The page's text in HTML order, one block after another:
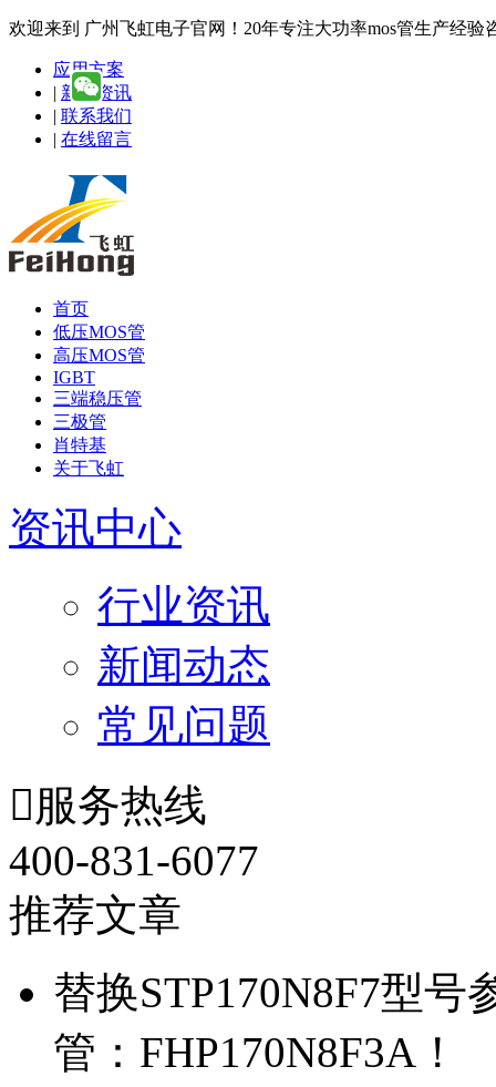
欢迎来到 广州飞虹电子官网！20年专注大功率mos管生产经验
应用方案
| 新闻资讯
| 联系我们
| 在线留言
首页
低压MOS管
高压MOS管
IGBT
三端稳压管
三极管
肖特基
关于飞虹
资讯中心
行业资讯
新闻动态
常见问题
服务热线
400-831-6077
推荐文章
替换STP170N8F7型
管：FHP170N8F3A！